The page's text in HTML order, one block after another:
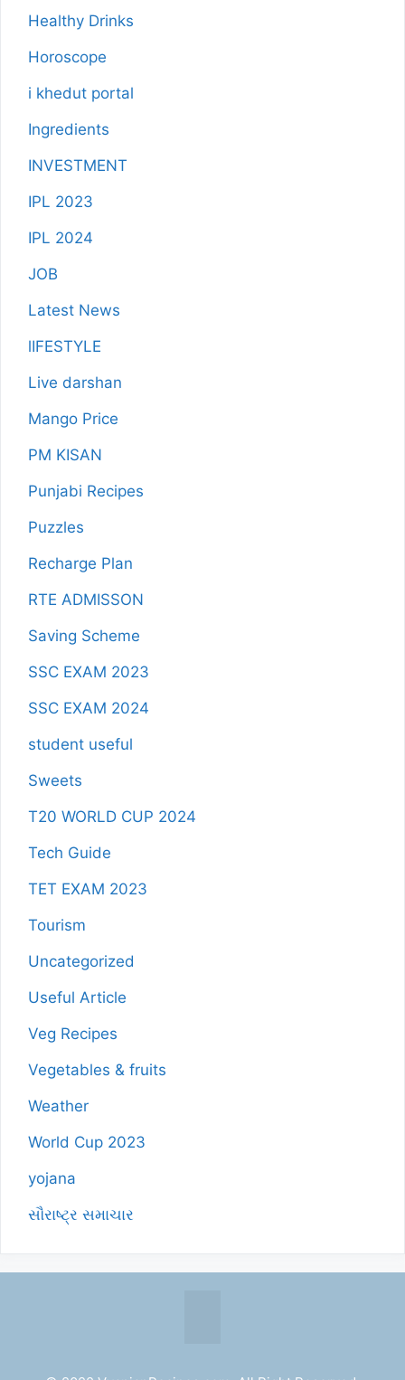
Healthy Drinks
Horoscope
i khedut portal
Ingredients
INVESTMENT
IPL 2023
IPL 2024
JOB
Latest News
lIFESTYLE
Live darshan
Mango Price
PM KISAN
Punjabi Recipes
Puzzles
Recharge Plan
RTE ADMISSON
Saving Scheme
SSC EXAM 2023
SSC EXAM 2024
student useful
Sweets
T20 WORLD CUP 2024
Tech Guide
TET EXAM 2023
Tourism
Uncategorized
Useful Article
Veg Recipes
Vegetables & fruits
Weather
World Cup 2023
yojana
સૌરાષ્ટ્ર સમાચાર